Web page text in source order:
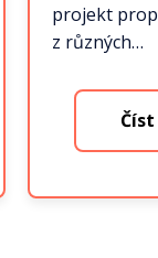
projekt
z různých…